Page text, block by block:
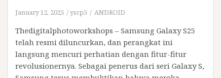
January 12, 2025 yscp5 ANDROID
Thedigitalphotoworkshops – Samsung Galaxy S25
telah resmi diluncurkan, dan perangkat ini
langsung mencuri perhatian dengan fitur-fitur
revolusionernya. Sebagai penerus dari seri Galaxy S,